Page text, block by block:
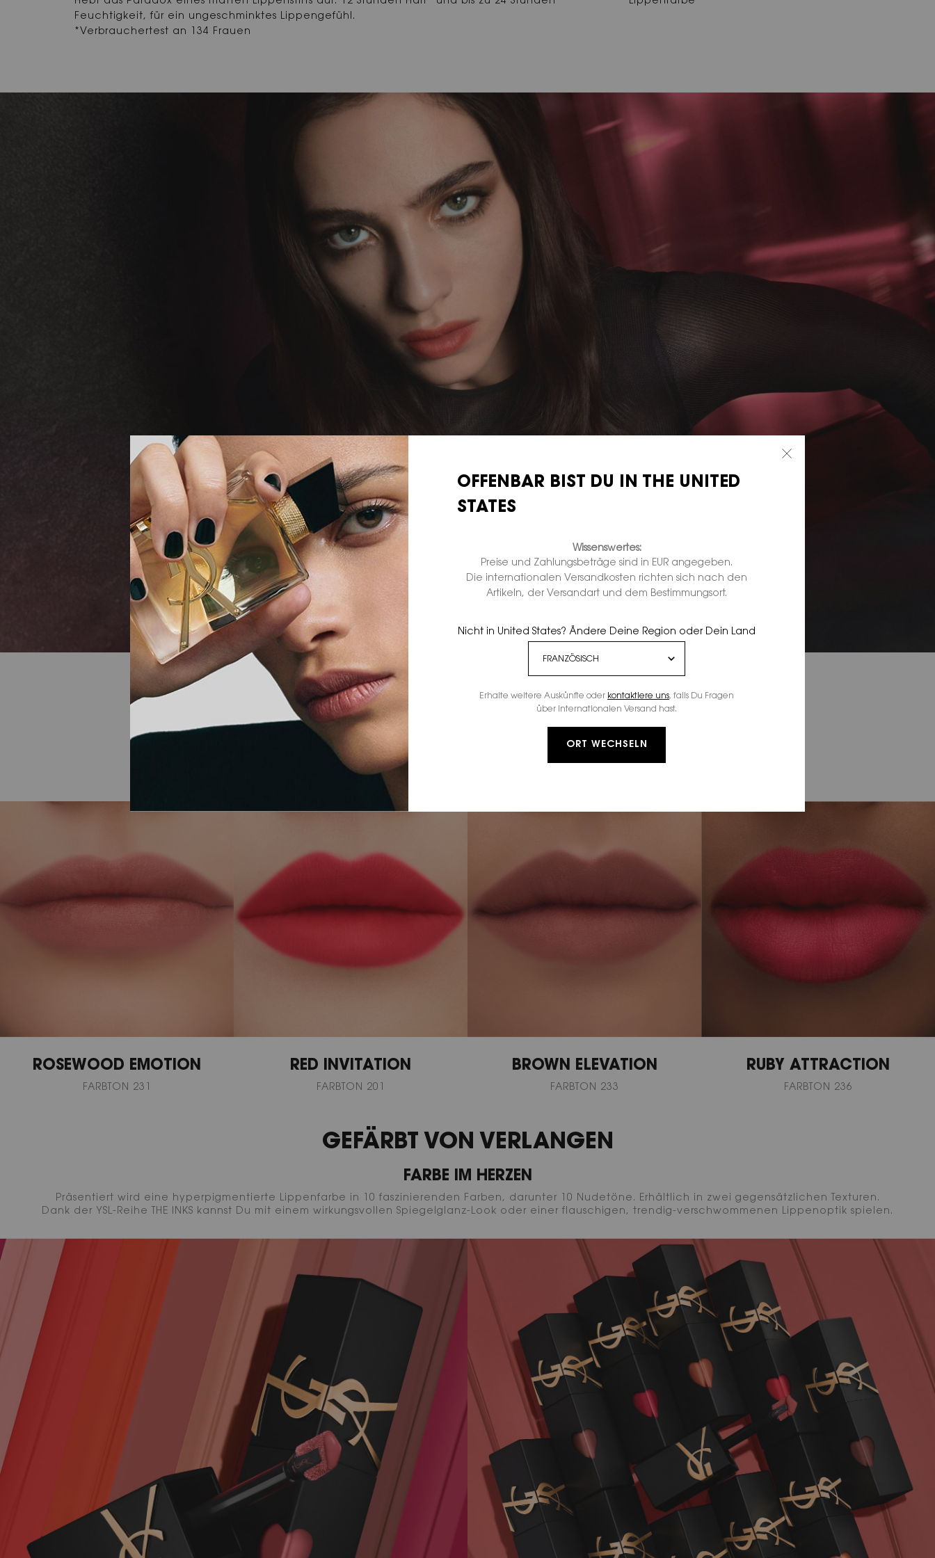
Feuchtigkeit, für ein ungeschminktes Lippengefühl.
*Verbrauchertest an 134 Frauen
HÜLLE DEINE LIPPEN
IN DIE
REIHE AUS VERSCHWOMMENEN FARBTÖNEN
ROSEWOOD EMOTION
FARBTON 231
RED INVITATION
FARBTON 201
BROWN ELEVATION
FARBTON 233
RUBY ATTRACTION
FARBTON 236
GEFÄRBT VON VERLANGEN
FARBE IM HERZEN
Präsentiert wird eine hyperpigmentierte Lippenfarbe in 10 faszinierenden Farben, darunter 10 Nudetöne. Erhältlich in zwei gegensätzlichen Texturen.
Dank der YSL-Reihe THE INKS kannst Du mit einem wirkungsvollen Spiegelglanz-Look oder einer flauschigen, trendig-verschwommenen Lippenoptik spielen.
OFFENBAR BIST DU IN THE UNITED
STATES
Wissenswertes:
Preise und Zahlungsbeträge sind in EUR angegeben.
Die internationalen Versandkosten richten sich nach den
Artikeln, der Versandart und dem Bestimmungsort.
Nicht in United States? Ändere Deine Region oder Dein Land
Erhalte weitere Auskünfte oder kontaktiere uns, falls Du Fragen
über internationalen Versand hast.
ORT WECHSELN